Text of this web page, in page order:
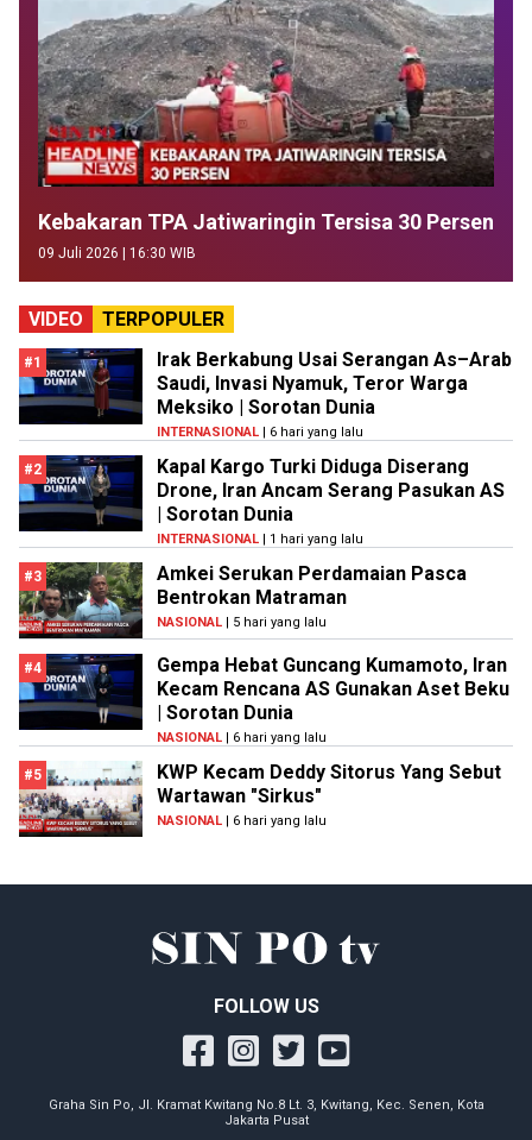
Kebakaran TPA Jatiwaringin Tersisa 30 Persen
09 Juli 2026 | 16:30 WIB
VIDEO TERPOPULER
#1
Irak Berkabung Usai Serangan As–Arab
Saudi, Invasi Nyamuk, Teror Warga
Meksiko | Sorotan Dunia
INTERNASIONAL | 6 hari yang lalu
#2
Kapal Kargo Turki Diduga Diserang
Drone, Iran Ancam Serang Pasukan AS
| Sorotan Dunia
INTERNASIONAL | 1 hari yang lalu
#3
Amkei Serukan Perdamaian Pasca
Bentrokan Matraman
NASIONAL | 5 hari yang lalu
#4
Gempa Hebat Guncang Kumamoto, Iran
Kecam Rencana AS Gunakan Aset Beku
| Sorotan Dunia
NASIONAL | 6 hari yang lalu
#5
KWP Kecam Deddy Sitorus Yang Sebut
Wartawan "Sirkus"
NASIONAL | 6 hari yang lalu
FOLLOW US
Graha Sin Po, Jl. Kramat Kwitang No.8 Lt. 3, Kwitang, Kec. Senen, Kota
Jakarta Pusat